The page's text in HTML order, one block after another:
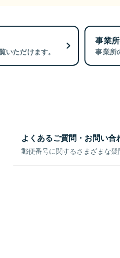
いただけます。
事業
事業所
よくあるご質問・お問い合
郵便番号に関するさまざまな疑